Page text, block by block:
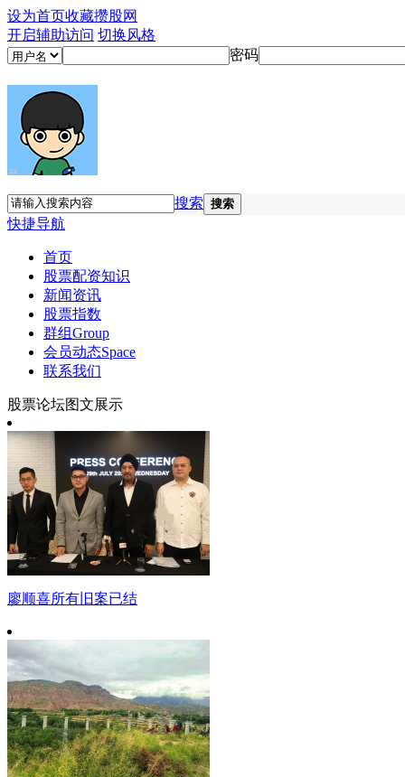
设为首页收藏攒股网
开启辅助访问 切换风格
密码
搜索 搜索
快捷导航
首页
股票配资知识
新闻资讯
股票指数
群组Group
会员动态Space
联系我们
股票论坛图文展示
廖顺喜所有旧案已结